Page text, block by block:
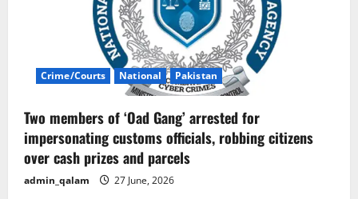
Crime/Courts National Pakistan
Two members of ‘Oad Gang’ arrested for
impersonating customs officials, robbing citizens
over cash prizes and parcels
admin_qalam 27 June, 2026